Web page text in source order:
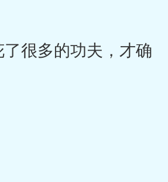
很多的功夫，才确